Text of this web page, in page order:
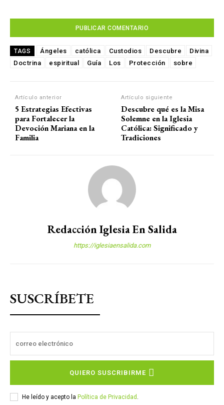
TAGS Ángeles católica Custodios Descubre
Divina
Doctrina
espiritual Guía Los Protección sobre
Artículo anterior
5 Estrategias Efectivas
para Fortalecer la
Devoción Mariana en la
Familia
Artículo siguiente
Descubre qué es la Misa
Solemne en la Iglesia
Católica: Significado y
Tradiciones
Redacción Iglesia En Salida
https://iglesiaensalida.com
SUSCRÍBETE
QUIERO SUSCRIBIRME
He leído y acepto la Política de Privacidad